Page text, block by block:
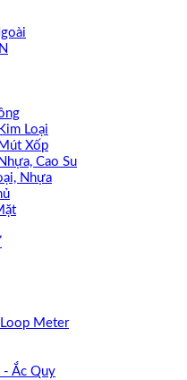
Loại
Xốp
Cao Su
Nhựa
Meter
- Ắc Quy